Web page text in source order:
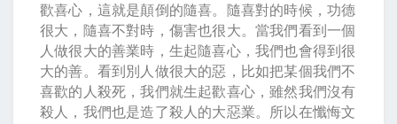
歡喜心，這就是顛倒的隨喜。隨喜對的時候，功德
很大，隨喜不對時，傷害也很大。當我們看到一個
人做很大的善業時，生起隨喜心，我們也會得到很
大的善。看到別人做很大的惡，比如把某個我們不
喜歡的人殺死，我們就生起歡喜心，雖然我們沒有
殺人，我們也是造了殺人的大惡業。所以在懺悔文